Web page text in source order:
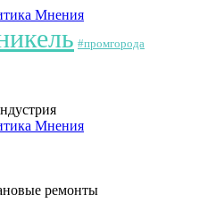
Мнения
#промгорода
Мнения
ремонты